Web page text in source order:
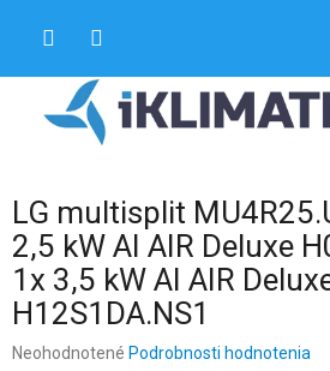
LG multisplit
2,5 kW AI AIR Deluxe
1x 3,5 kW AI AIR
H12S1DA.NS1
Priemerné
Neohodnotené Podrobnosti hodnotenia